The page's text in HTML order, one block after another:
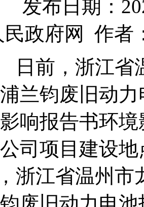
发布日期：
民政府网 作者
前，浙江省
兰钧废旧动
响报告书环
司项目建设
江省温州市